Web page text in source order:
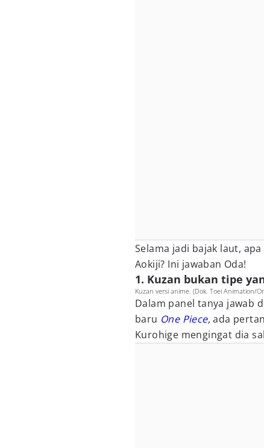
Selama jadi bajak laut,
Aokiji? Ini jawaban Oda!
1. Kuzan bukan tipe
Kuzan versi anime. (Dok. Toei Animation/
Dalam panel tanya jawab
baru One Piece, ada
Kurohige mengingat dia